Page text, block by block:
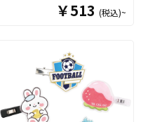
出来ますので、ノベルティ
としても配布するのにも最
での対応も可能ですのでご
不明点がありましたらお気
軽にご相談ください。 また
アクリルキーホルダーの大
ロットのご相談はこちらで
ンパクトなミニサイズが登
ストなどのエンタメグッズ
の定番となっているアクリ
ルスタンドにLEDライトを
搭載したアイテムです。 従
来のアクスタとはひと味違
￥513 (税込)~